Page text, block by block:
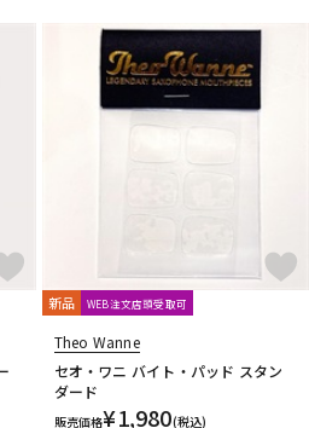
CG Mouthpiece
Precision Shastock
BORGANI
新品 WEB注文店頭受取可
Theo Wanne
セオ・ワニ バイト・パッド スタン
ダード
販売価格¥1,980(税込)